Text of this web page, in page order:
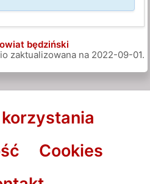
będziński
zaktualizowana na 2022-09-01.
Cookies